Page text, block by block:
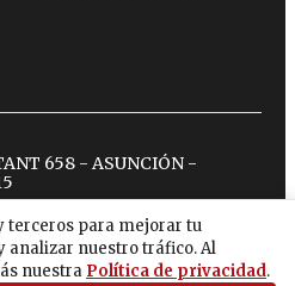
terceros para mejorar tu
analizar nuestro tráfico. Al
nuestra Política de privacidad.
658 - ASUNCIÓN -
youtubespotify